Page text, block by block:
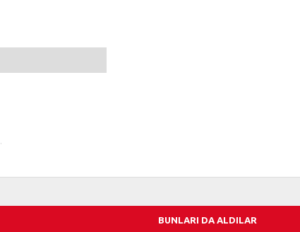
.
BUNLARI DA ALDILAR